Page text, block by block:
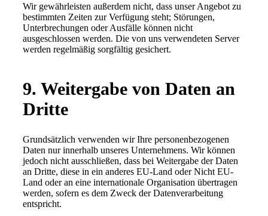
Wir gewährleisten außerdem nicht, dass unser Angebot zu
bestimmten Zeiten zur Verfügung steht; Störungen,
Unterbrechungen oder Ausfälle können nicht
ausgeschlossen werden. Die von uns verwendeten Server
werden regelmäßig sorgfältig gesichert.
9. Weitergabe von Daten an
Dritte
Grundsätzlich verwenden wir Ihre personenbezogenen
Daten nur innerhalb unseres Unternehmens. Wir können
jedoch nicht ausschließen, dass bei Weitergabe der Daten
an Dritte, diese in ein anderes EU-Land oder Nicht EU-
Land oder an eine internationale Organisation übertragen
werden, sofern es dem Zweck der Datenverarbeitung
entspricht.